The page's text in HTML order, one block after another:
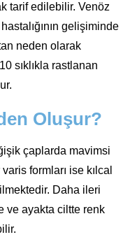
tarif edilebilir. Venöz
gelişiminde
neden olarak
sıklıkla rastlanan
Oluşur?
çaplarda mavimsi
formları ise kılcal
Daha ileri
ve ayakta ciltte renk